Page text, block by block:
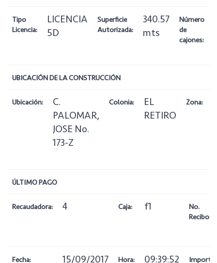
Tipo
Licencia:
LICENCIA
5D
Superficie
Autorizada:
340.57
mts
Número
de
cajones:
UBICACIÓN DE LA CONSTRUCCIÓN
Ubicación:
C.
PALOMAR,
JOSE No.
173-Z
Colonia:
EL
RETIRO
Zona:
ÚLTIMO PAGO
Recaudadora: 4 Caja: f1
No.
Recibo:
Fecha: 15/09/2017 Hora: 09:39:52 Importe: